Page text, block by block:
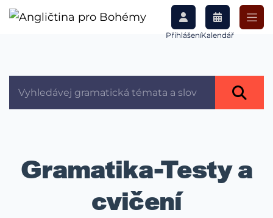
PřihlášeníKalendář
Gramatika-Testy a
cvičení